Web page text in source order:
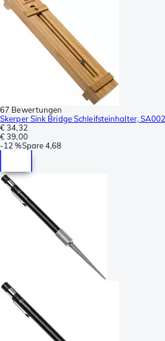
67 Bewertungen
Skerper Sink Bridge Schleifsteinhalter, SA002
€ 34,32
€ 39,00
-12 %Spare4,68